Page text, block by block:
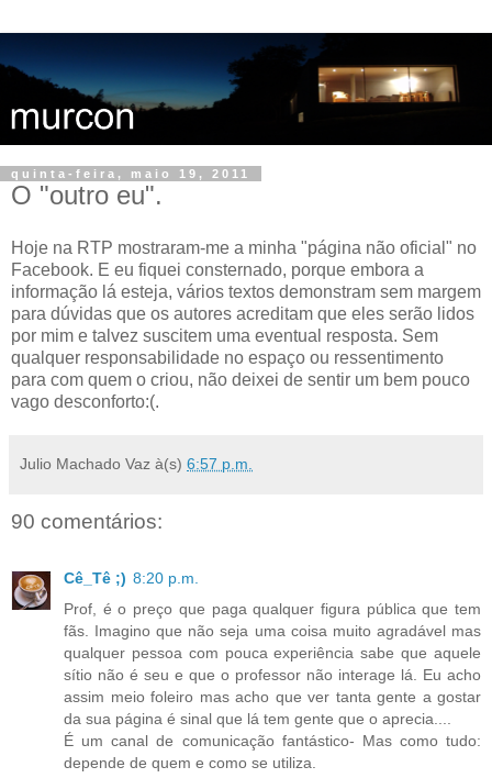
quinta-feira, maio 19, 2011
O "outro eu".
Hoje na RTP mostraram-me a minha "página não oficial" no
Facebook. E eu fiquei consternado, porque embora a
informação lá esteja, vários textos demonstram sem margem
para dúvidas que os autores acreditam que eles serão lidos
por mim e talvez suscitem uma eventual resposta. Sem
qualquer responsabilidade no espaço ou ressentimento
para com quem o criou, não deixei de sentir um bem pouco
vago desconforto:(.
Julio Machado Vaz à(s) 6:57 p.m.
90 comentários:
Cê_Tê ;) 8:20 p.m.
Prof, é o preço que paga qualquer figura pública que tem
fãs. Imagino que não seja uma coisa muito agradável mas
qualquer pessoa com pouca experiência sabe que aquele
sítio não é seu e que o professor não interage lá. Eu acho
assim meio foleiro mas acho que ver tanta gente a gostar
da sua página é sinal que lá tem gente que o aprecia....
É um canal de comunicação fantástico- Mas como tudo:
depende de quem e como se utiliza.